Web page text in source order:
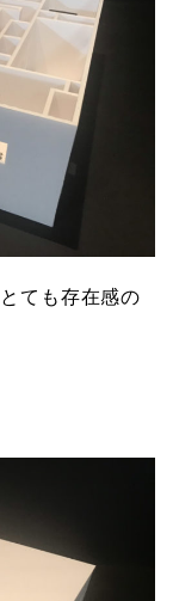
ても存在感の